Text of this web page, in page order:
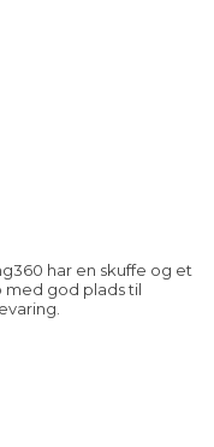
har en skuffe og et
med god plads til